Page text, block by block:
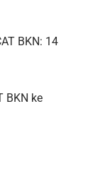
BKN: 14
BKN ke